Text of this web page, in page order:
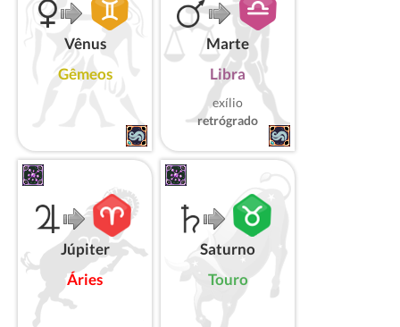
Vênus
Gêmeos
Marte
Libra
exílio
retrógrado
Júpiter
Áries
Saturno
Touro